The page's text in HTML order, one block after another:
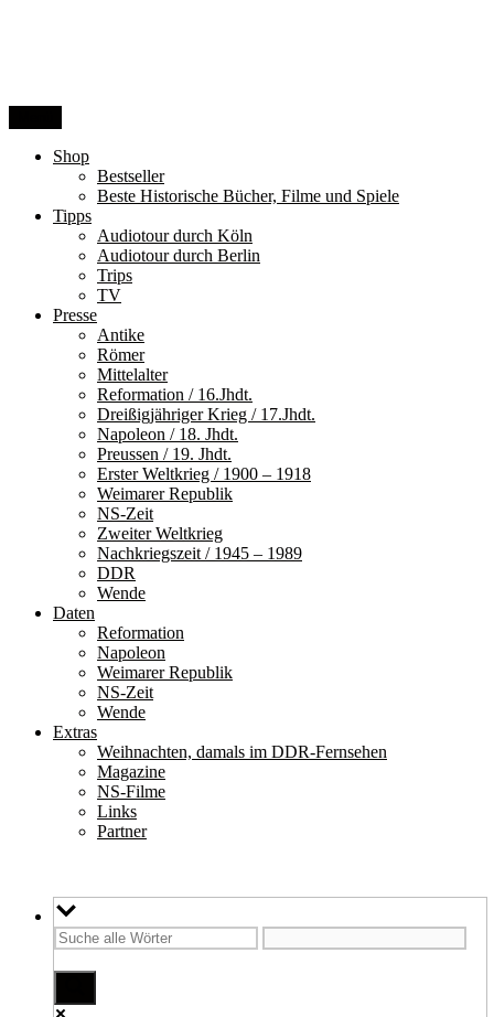
Shop
Bestseller
Beste Historische Bücher, Filme und Spiele
Tipps
Audiotour durch Köln
Audiotour durch Berlin
Trips
TV
Presse
Antike
Römer
Mittelalter
Reformation / 16.Jhdt.
Dreißigjähriger Krieg / 17.Jhdt.
Napoleon / 18. Jhdt.
Preussen / 19. Jhdt.
Erster Weltkrieg / 1900 – 1918
Weimarer Republik
NS-Zeit
Zweiter Weltkrieg
Nachkriegszeit / 1945 – 1989
DDR
Wende
Daten
Reformation
Napoleon
Weimarer Republik
NS-Zeit
Wende
Extras
Weihnachten, damals im DDR-Fernsehen
Magazine
NS-Filme
Links
Partner